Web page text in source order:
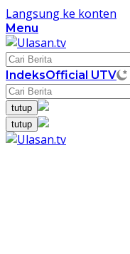
Langsung ke konten
Menu
IndeksOfficial UTV
tutup
tutup